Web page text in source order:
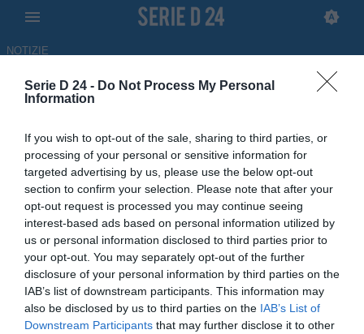
Serie D 24 - Do Not Process My Personal
Information
If you wish to opt-out of the sale, sharing to third parties, or
processing of your personal or sensitive information for
targeted advertising by us, please use the below opt-out
section to confirm your selection. Please note that after your
opt-out request is processed you may continue seeing
interest-based ads based on personal information utilized by
us or personal information disclosed to third parties prior to
your opt-out. You may separately opt-out of the further
disclosure of your personal information by third parties on the
IAB’s list of downstream participants. This information may
also be disclosed by us to third parties on the IAB’s List of
Downstream Participants that may further disclose it to other
NOTIZIE
Marcelo Vaz lascia la Varesina:
è ufficiale il trasferimento al
Genoa
UFFICIALE
13.06.2026 18:40 di Redazione
Dopo una sola stagione in maglia rossoblù, il giovane talento
compie il salto al Genoa con un trasferimento a titolo definitivo